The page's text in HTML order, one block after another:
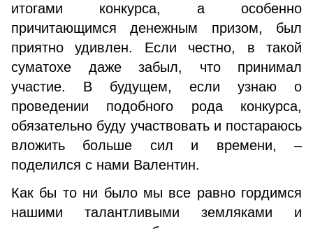
итогами конкурса, а особенно
причитающимся денежным призом, был
приятно удивлен. Если честно, в такой
суматохе даже забыл, что принимал
участие. В будущем, если узнаю о
проведении подобного рода конкурса,
обязательно буду участвовать и постараюсь
вложить больше сил и времени, –
поделился с нами Валентин.
Как бы то ни было мы все равно гордимся
нашими талантливыми земляками и